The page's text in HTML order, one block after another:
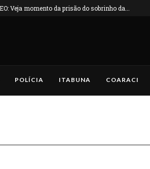
Veja momento da prisão do sobrinho da...
POLÍCIA ITABUNA COARACI